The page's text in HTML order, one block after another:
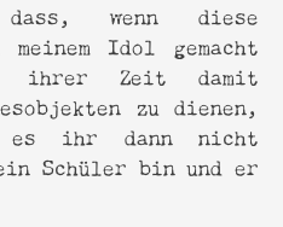
dass, wenn diese
Idol gemacht
ihrer Zeit damit
zu dienen,
es ihr dann nicht
Schüler bin und er